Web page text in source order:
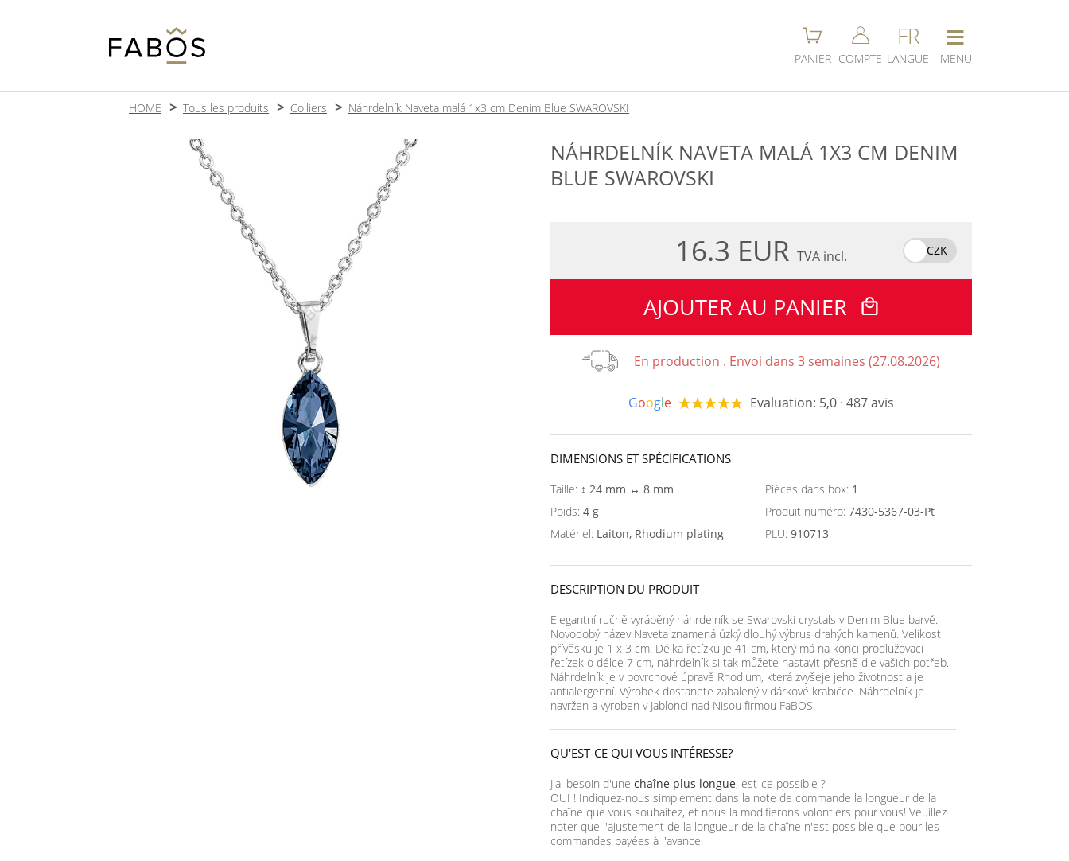
PANIER COMPTE
FR
LANGUE
≡
MENU
HOME Tous les produits Colliers Náhrdelník Naveta malá 1x3 cm Denim Blue SWAROVSKI
NÁHRDELNÍK NAVETA MALÁ 1X3 CM DENIM
BLUE SWAROVSKI
16.3 EUR TVA incl. CZK
AJOUTER AU PANIER
En production . Envoi dans 3 semaines (27.08.2026)
Google Evaluation: 5,0 · 487 avis
DIMENSIONS ET SPÉCIFICATIONS
Taille: ↕ 24 mm ↔ 8 mm
Poids: 4 g
Matériel: Laiton, Rhodium plating
Pièces dans box: 1
Produit numéro: 7430-5367-03-Pt
PLU: 910713
DESCRIPTION DU PRODUIT
Elegantní ručně vyráběný náhrdelník se Swarovski crystals v Denim Blue barvě.
Novodobý název Naveta znamená úzký dlouhý výbrus drahých kamenů. Velikost
přívěsku je 1 x 3 cm. Délka řetízku je 41 cm, který má na konci prodlužovací
řetízek o délce 7 cm, náhrdelník si tak můžete nastavit přesně dle vašich potřeb.
Náhrdelník je v povrchové úpravě Rhodium, která zvyšeje jeho životnost a je
antialergenní. Výrobek dostanete zabalený v dárkové krabičce. Náhrdelník je
navržen a vyroben v Jablonci nad Nisou firmou FaBOS.
QU'EST-CE QUI VOUS INTÉRESSE?
J'ai besoin d'une chaîne plus longue, est-ce possible ?
OUI ! Indiquez-nous simplement dans la note de commande la longueur de la
chaîne que vous souhaitez, et nous la modifierons volontiers pour vous! Veuillez
noter que l'ajustement de la longueur de la chaîne n'est possible que pour les
commandes payées à l'avance.